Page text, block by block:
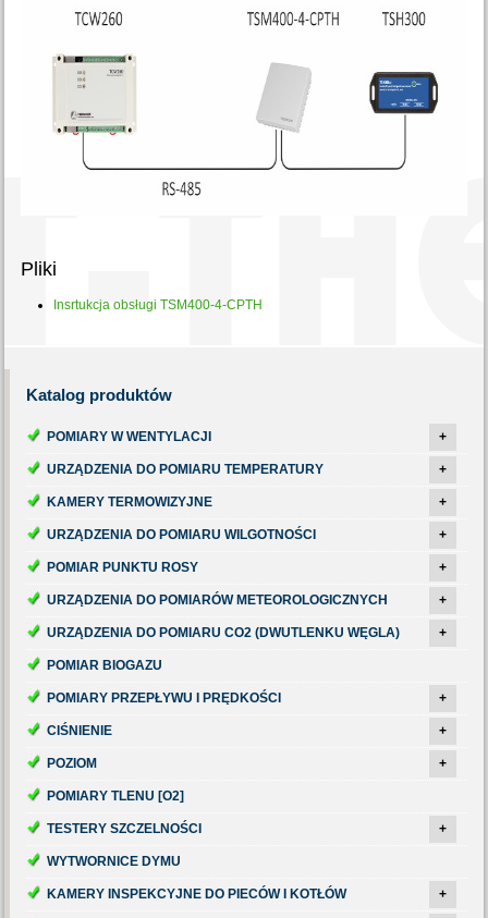
Pliki
Insrtukcja obsługi TSM400-4-CPTH
Katalog produktów
POMIARY W WENTYLACJI +
URZĄDZENIA DO POMIARU TEMPERATURY +
KAMERY TERMOWIZYJNE +
URZĄDZENIA DO POMIARU WILGOTNOŚCI +
POMIAR PUNKTU ROSY +
URZĄDZENIA DO POMIARÓW METEOROLOGICZNYCH +
URZĄDZENIA DO POMIARU CO2 (DWUTLENKU WĘGLA) +
POMIAR BIOGAZU
POMIARY PRZEPŁYWU I PRĘDKOŚCI +
CIŚNIENIE +
POZIOM +
POMIARY TLENU [O2]
TESTERY SZCZELNOŚCI +
WYTWORNICE DYMU
KAMERY INSPEKCYJNE DO PIECÓW I KOTŁÓW +